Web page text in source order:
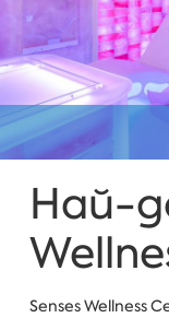
Най-
Senses Wellness